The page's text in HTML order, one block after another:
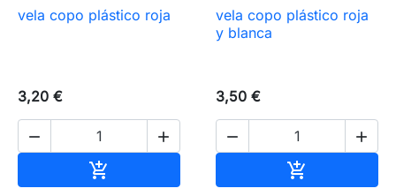
vela copo plástico roja
3,20 €
 

vela copo plástico roja
y blanca
3,50 €
 
